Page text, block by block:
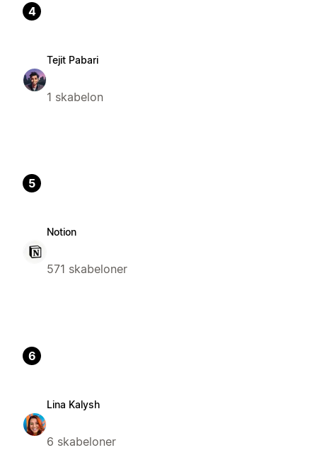
4
Tejit Pabari
1 skabelon
5
Notion
571 skabeloner
6
Lina Kalysh
6 skabeloner